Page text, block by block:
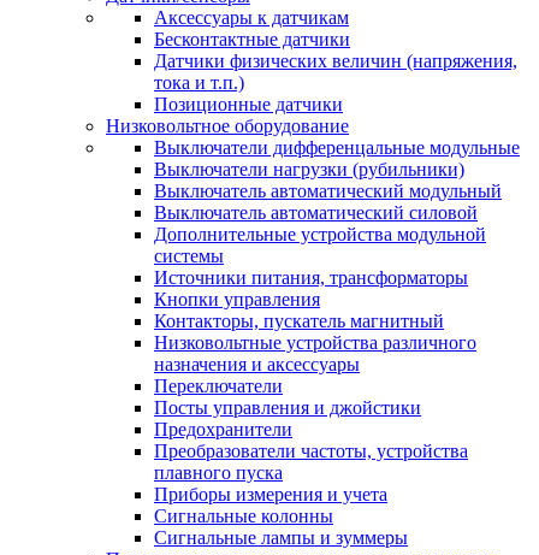
Аксессуары к датчикам
Бесконтактные датчики
Датчики физических величин (напряжения,
тока и т.п.)
Позиционные датчики
Низковольтное оборудование
Выключатели дифференцальные модульные
Выключатели нагрузки (рубильники)
Выключатель автоматический модульный
Выключатель автоматический силовой
Дополнительные устройства модульной
системы
Источники питания, трансформаторы
Кнопки управления
Контакторы, пускатель магнитный
Низковольтные устройства различного
назначения и аксессуары
Переключатели
Посты управления и джойстики
Предохранители
Преобразователи частоты, устройства
плавного пуска
Приборы измерения и учета
Сигнальные колонны
Сигнальные лампы и зуммеры